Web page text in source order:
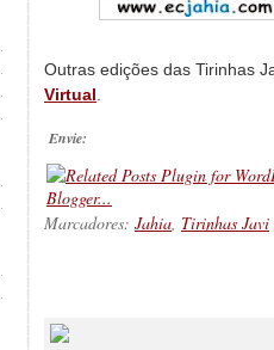
Outras edições das Tirinhas
Virtual.
Envie:
Marcadores: Jahia, Tirinhas Javi